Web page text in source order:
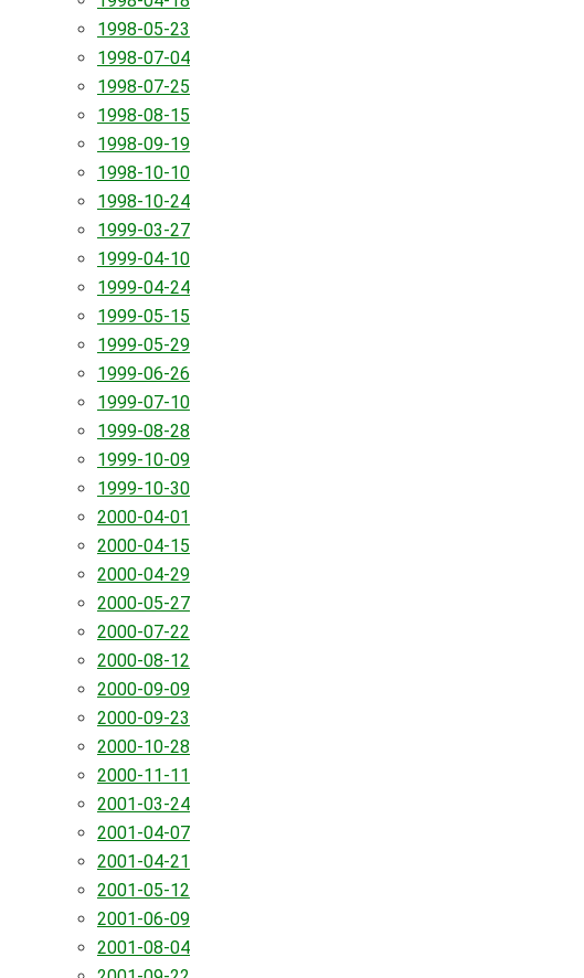
1998-05-23
1998-07-04
1998-07-25
1998-08-15
1998-09-19
1998-10-10
1998-10-24
1999-03-27
1999-04-10
1999-04-24
1999-05-15
1999-05-29
1999-06-26
1999-07-10
1999-08-28
1999-10-09
1999-10-30
2000-04-01
2000-04-15
2000-04-29
2000-05-27
2000-07-22
2000-08-12
2000-09-09
2000-09-23
2000-10-28
2000-11-11
2001-03-24
2001-04-07
2001-04-21
2001-05-12
2001-06-09
2001-08-04